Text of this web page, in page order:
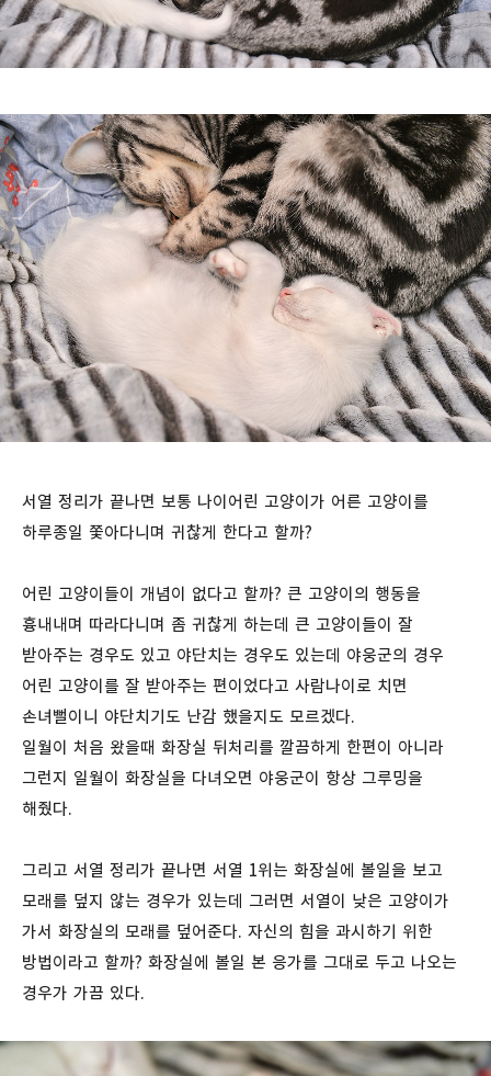
서열 정리가 끝나면 보통 나이어린 고양이가 어른 고양이를
하루종일 쫓아다니며 귀찮게 한다고 할까?
어린 고양이들이 개념이 없다고 할까? 큰 고양이의 행동을
흉내내며 따라다니며 좀 귀찮게 하는데 큰 고양이들이 잘
받아주는 경우도 있고 야단치는 경우도 있는데 야웅군의 경우
어린 고양이를 잘 받아주는 편이었다고 사람나이로 치면
손녀뻘이니 야단치기도 난감 했을지도 모르겠다.
일월이 처음 왔을때 화장실 뒤처리를 깔끔하게 한편이 아니라
그런지 일월이 화장실을 다녀오면 야웅군이 항상 그루밍을
해줬다.
그리고 서열 정리가 끝나면 서열 1위는 화장실에 볼일을 보고
모래를 덮지 않는 경우가 있는데 그러면 서열이 낮은 고양이가
가서 화장실의 모래를 덮어준다. 자신의 힘을 과시하기 위한
방법이라고 할까? 화장실에 볼일 본 응가를 그대로 두고 나오는
경우가 가끔 있다.